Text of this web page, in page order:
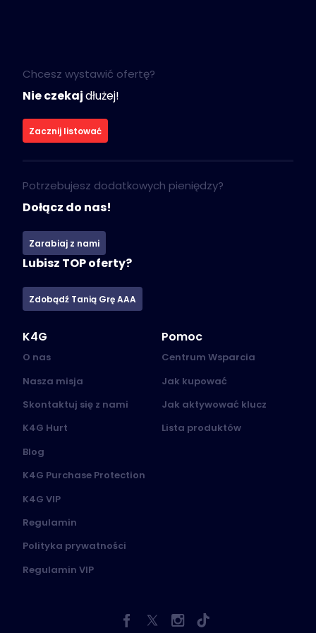
Chcesz wystawić ofertę?
Nie czekajdłużej!
Zacznij listować
Potrzebujesz dodatkowych pieniędzy?
Dołącz do nas!
Zarabiaj z nami
Lubisz TOP oferty?
Zdobądź Tanią Grę AAA
K4G
O nas
Nasza misja
Skontaktuj się z nami
K4G Hurt
Blog
K4G Purchase Protection
K4G VIP
Regulamin
Polityka prywatności
Regulamin VIP
Pomoc
Centrum Wsparcia
Jak kupować
Jak aktywować klucz
Lista produktów